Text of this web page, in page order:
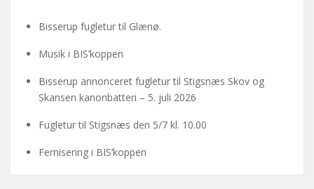
Bisserup fugletur til Glænø.
Musik i BIS’koppen
Bisserup annonceret fugletur til Stigsnæs Skov og
Skansen kanonbatteri – 5. juli 2026
Fugletur til Stigsnæs den 5/7 kl. 10.00
Fernisering i BIS’koppen